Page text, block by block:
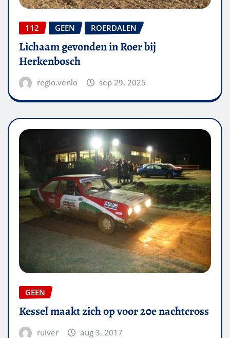
112 GEEN ROERDALEN
Lichaam gevonden in Roer bij
Herkenbosch
regio.venlo sep 29, 2025
GEEN
Kessel maakt zich op voor 20e nachtcross
ruiver aug 3, 2017